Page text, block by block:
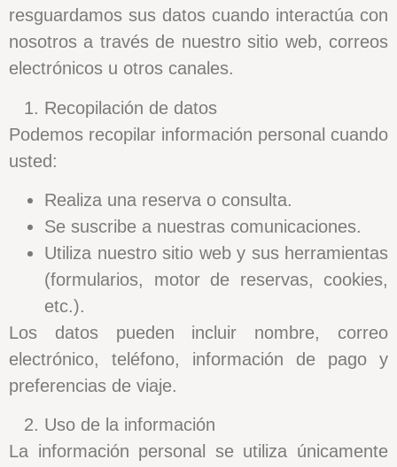
resguardamos sus datos cuando interactúa con
nosotros a través de nuestro sitio web, correos
electrónicos u otros canales.
Recopilación de datos
Podemos recopilar información personal cuando
usted:
Realiza una reserva o consulta.
Se suscribe a nuestras comunicaciones.
Utiliza nuestro sitio web y sus herramientas
(formularios, motor de reservas, cookies,
etc.).
Los datos pueden incluir nombre, correo
electrónico, teléfono, información de pago y
preferencias de viaje.
Uso de la información
La información personal se utiliza únicamente